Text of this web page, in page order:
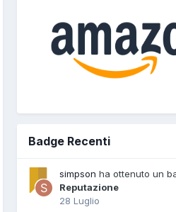
Badge Recenti
simpson ha ottenuto un
Reputazione
28 Luglio